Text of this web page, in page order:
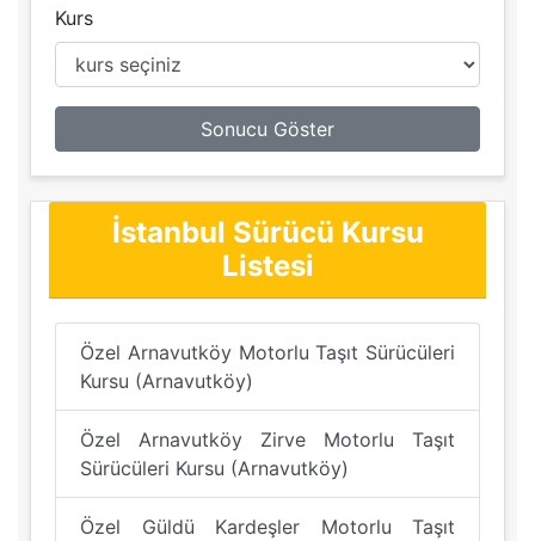
Kurs
Sonucu Göster
İstanbul Sürücü Kursu
Listesi
Özel Arnavutköy Motorlu Taşıt Sürücüleri
Kursu (Arnavutköy)
Özel Arnavutköy Zirve Motorlu Taşıt
Sürücüleri Kursu (Arnavutköy)
Özel Güldü Kardeşler Motorlu Taşıt